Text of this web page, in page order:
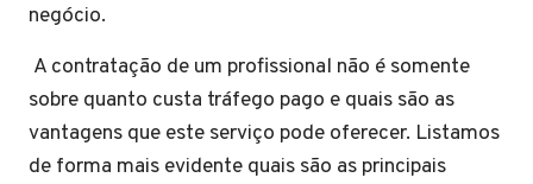
negócio.
A contratação de um profissional não é somente
sobre quanto custa tráfego pago e quais são as
vantagens que este serviço pode oferecer. Listamos
de forma mais evidente quais são as principais